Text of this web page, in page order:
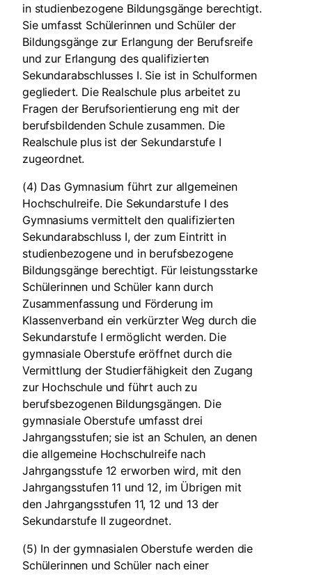
in studienbezogene Bildungsgänge berechtigt.
Sie umfasst Schülerinnen und Schüler der
Bildungsgänge zur Erlangung der Berufsreife
und zur Erlangung des qualifizierten
Sekundarabschlusses I. Sie ist in Schulformen
gegliedert. Die Realschule plus arbeitet zu
Fragen der Berufsorientierung eng mit der
berufsbildenden Schule zusammen. Die
Realschule plus ist der Sekundarstufe I
zugeordnet.
(4) Das Gymnasium führt zur allgemeinen
Hochschulreife. Die Sekundarstufe I des
Gymnasiums vermittelt den qualifizierten
Sekundarabschluss I, der zum Eintritt in
studienbezogene und in berufsbezogene
Bildungsgänge berechtigt. Für leistungsstarke
Schülerinnen und Schüler kann durch
Zusammenfassung und Förderung im
Klassenverband ein verkürzter Weg durch die
Sekundarstufe I ermöglicht werden. Die
gymnasiale Oberstufe eröffnet durch die
Vermittlung der Studierfähigkeit den Zugang
zur Hochschule und führt auch zu
berufsbezogenen Bildungsgängen. Die
gymnasiale Oberstufe umfasst drei
Jahrgangsstufen; sie ist an Schulen, an denen
die allgemeine Hochschulreife nach
Jahrgangsstufe 12 erworben wird, mit den
Jahrgangsstufen 11 und 12, im Übrigen mit
den Jahrgangsstufen 11, 12 und 13 der
Sekundarstufe II zugeordnet.
(5) In der gymnasialen Oberstufe werden die
Schülerinnen und Schüler nach einer